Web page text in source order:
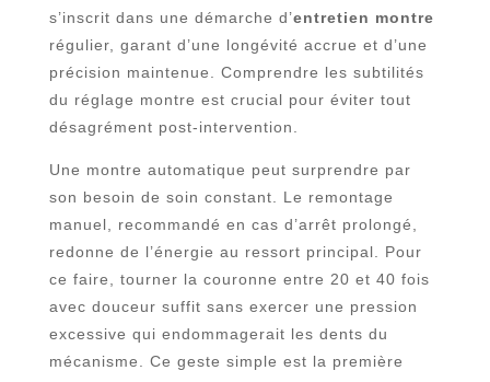
s’inscrit dans une démarche d’entretien montre
régulier, garant d’une longévité accrue et d’une
précision maintenue. Comprendre les subtilités
du réglage montre est crucial pour éviter tout
désagrément post-intervention.
Une montre automatique peut surprendre par
son besoin de soin constant. Le remontage
manuel, recommandé en cas d’arrêt prolongé,
redonne de l’énergie au ressort principal. Pour
ce faire, tourner la couronne entre 20 et 40 fois
avec douceur suffit sans exercer une pression
excessive qui endommagerait les dents du
mécanisme. Ce geste simple est la première